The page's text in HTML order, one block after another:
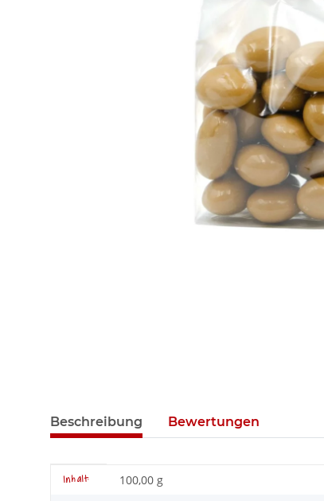
Beschreibung Bewertungen
Produkteigenschaft
Wert
Inhalt: 100,00 g